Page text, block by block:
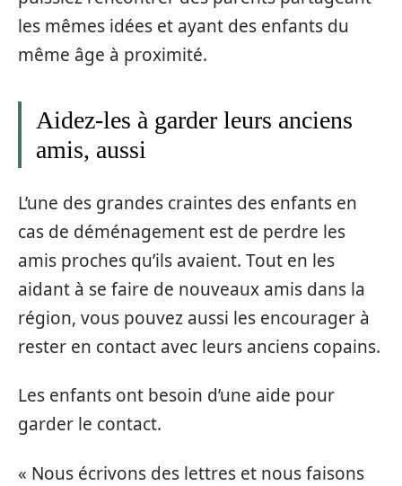
les mêmes idées et ayant des enfants du
même âge à proximité.
Aidez-les à garder leurs anciens
amis, aussi
L’une des grandes craintes des enfants en
cas de déménagement est de perdre les
amis proches qu’ils avaient. Tout en les
aidant à se faire de nouveaux amis dans la
région, vous pouvez aussi les encourager à
rester en contact avec leurs anciens copains.
Les enfants ont besoin d’une aide pour
garder le contact.
« Nous écrivons des lettres et nous faisons